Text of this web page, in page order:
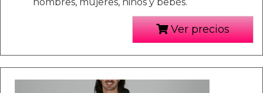
hombres, mujeres, niños y bebés.
Ver precios